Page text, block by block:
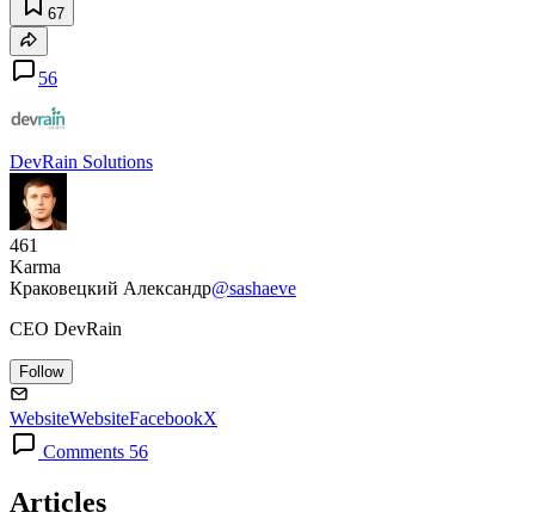
67
56
DevRain Solutions
461
Karma
Краковецкий Александр@sashaeve
CEO DevRain
Follow
WebsiteWebsiteFacebookX
Comments 56
Articles